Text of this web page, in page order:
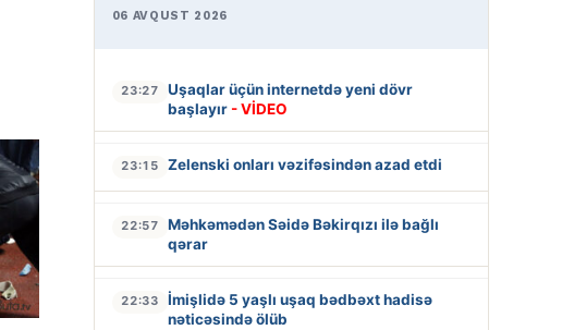
06 AVQUST 2026
23:27
Uşaqlar üçün internetdə yeni dövr
başlayır - VİDEO
23:15 Zelenski onları vəzifəsindən azad etdi
22:57
Məhkəmədən Səidə Bəkirqızı ilə bağlı
qərar
22:33
İmişlidə 5 yaşlı uşaq bədbəxt hadisə
nəticəsində ölüb